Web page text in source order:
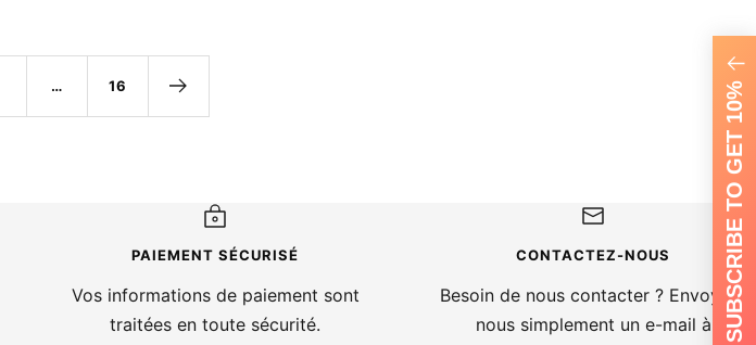
SUBSCRIBE TO GET 10%
… 16
PAIEMENT SÉCURISÉ
Vos informations de paiement sont
traitées en toute sécurité.
CONTACTEZ-NOUS
Besoin de nous contacter ? Envoyez-
nous simplement un e-mail à